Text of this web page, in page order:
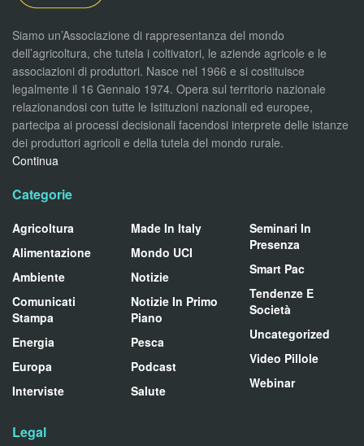
Siamo un’Associazione di rappresentanza del mondo
dell’agricoltura, che tutela i coltivatori, le aziende agricole e le
associazioni di produttori. Nasce nel 1966 e si costituisce
legalmente il 16 Gennaio 1974. Opera sul territorio nazionale
relazionandosi con tutte le Istituzioni nazionali ed europee,
partecipa ai processi decisionali facendosi interprete delle istanze
dei produttori agricoli e della tutela del mondo rurale.
Continua
Categorie
Agricoltura
Alimentazione
Ambiente
Comunicati
Stampa
Energia
Europa
Interviste
Made In Italy
Mondo UCI
Notizie
Notizie In Primo
Piano
Pesca
Podcast
Salute
Seminari In
Presenza
Smart Pac
Tendenze E
Società
Uncategorized
Video Pillole
Webinar
Legal